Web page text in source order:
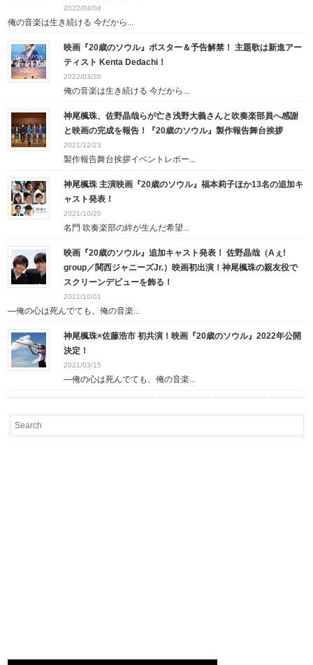
2022/04/04
俺の音楽は生き続ける 今だから...
映画『20歳のソウル』ポスター＆予告解禁！ 主題歌は新進アー
ティスト Kenta Dedachi！
2022/03/20
俺の音楽は生き続ける 今だから...
神尾楓珠、佐野晶哉らが亡き浅野大義さんと吹奏楽部員へ感謝
と映画の完成を報告！『20歳のソウル』製作報告舞台挨拶
2021/12/23
製作報告舞台挨拶イベントレポー...
神尾楓珠 主演映画『20歳のソウル』福本莉子ほか13名の追加キ
ャスト発表！
2021/10/20
名門 吹奏楽部の絆が生んだ希望...
映画『20歳のソウル』追加キャスト発表！ 佐野晶哉（Aぇ!
group／関西ジャニーズJr.）映画初出演！神尾楓珠の親友役で
スクリーンデビューを飾る！
2021/10/01
—俺の心は死んでても、俺の音楽...
神尾楓珠×佐藤浩市 初共演！映画『20歳のソウル』2022年公開
決定！
2021/03/15
—俺の心は死んでても、俺の音楽...